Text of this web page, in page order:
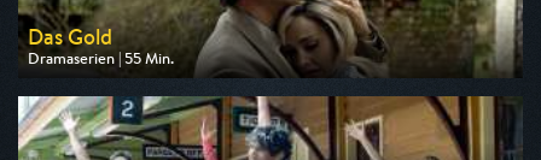
Das Gold
Dramaserien | 55 Min.
Ausgestrahlt von One
am 06.08.2026, 23:50